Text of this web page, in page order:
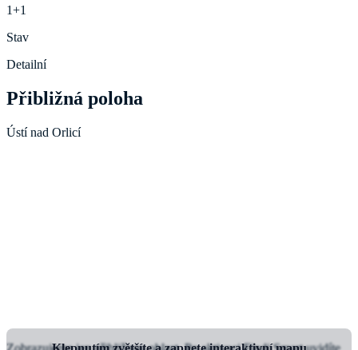
1+1
Stav
Detailní
Přibližná poloha
Ústí nad Orlicí